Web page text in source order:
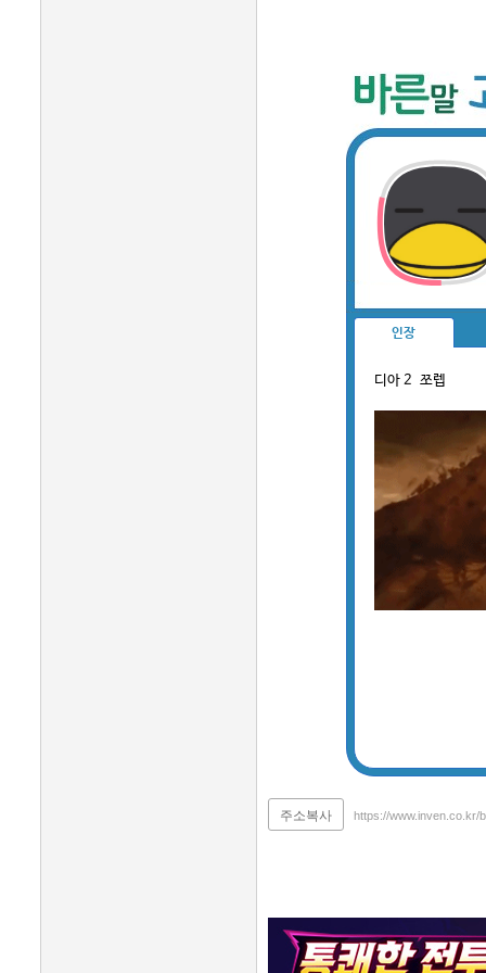
인장
디아 2 쪼렙
주소복사 https://www.inven.co.kr/